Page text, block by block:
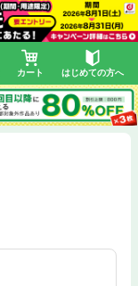
カート はじめての方へ